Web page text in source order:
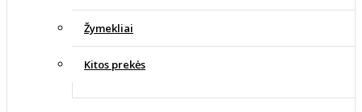
Žymekliai
Kitos prekės